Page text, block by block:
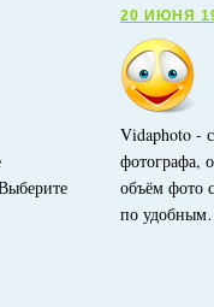
20 ИЮНЯ
Vidaphoto -
фотографа,
объём фото
по